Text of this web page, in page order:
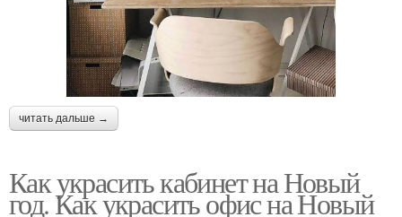
читать дальше →
Как украсить кабинет на Новый
год. Как украсить офис на Новый